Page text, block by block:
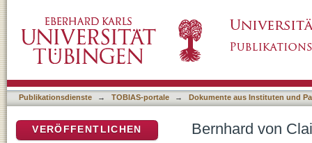
Publikationsdienste → TOBIAS-portale → Dokumente aus Instituten und
Bernhard von
VERÖFFENTLICHEN